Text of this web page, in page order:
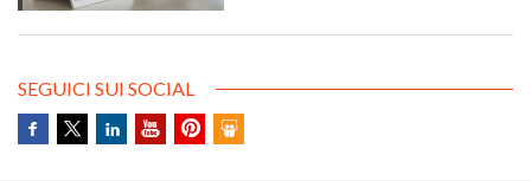
le stesse si riferiscono.
SEGUICI SUI SOCIAL